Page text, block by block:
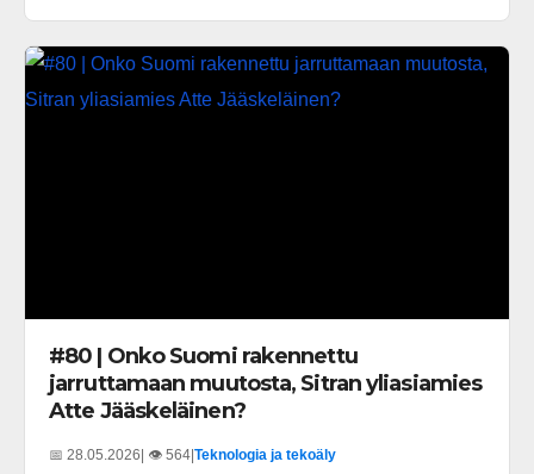
#80 | Onko Suomi rakennettu
jarruttamaan muutosta, Sitran yliasiamies
Atte Jääskeläinen?
📅 28.05.2026| 👁️ 564|Teknologia ja tekoäly